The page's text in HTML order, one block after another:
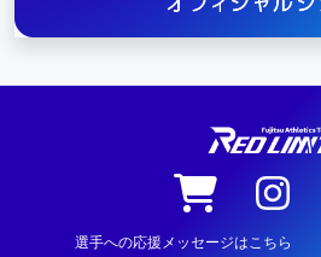
選手への応援メッセージはこちら